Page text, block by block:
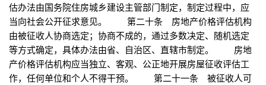
估办法由国务院住房城乡建设主管部门制定，制定过程中，应
当向社会公开征求意见。 第二十条 房地产价格评估机构
由被征收人协商选定；协商不成的，通过多数决定、随机选定
等方式确定，具体办法由省、自治区、直辖市制定。 房地
产价格评估机构应当独立、客观、公正地开展房屋征收评估工
作，任何单位和个人不得干预。 第二十一条 被征收人可